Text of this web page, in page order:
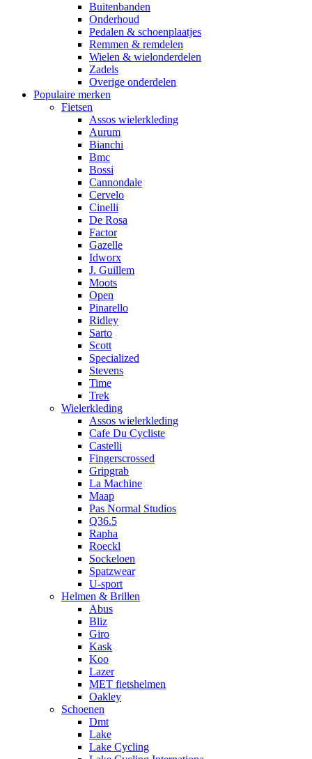
Buitenbanden
Onderhoud
Pedalen & schoenplaatjes
Remmen & remdelen
Wielen & wielonderdelen
Zadels
Overige onderdelen
Populaire merken
Fietsen
Assos wielerkleding
Aurum
Bianchi
Bmc
Bossi
Cannondale
Cervelo
Cinelli
De Rosa
Factor
Gazelle
Idworx
J. Guillem
Moots
Open
Pinarello
Ridley
Sarto
Scott
Specialized
Stevens
Time
Trek
Wielerkleding
Assos wielerkleding
Cafe Du Cycliste
Castelli
Fingerscrossed
Gripgrab
La Machine
Maap
Pas Normal Studios
Q36.5
Rapha
Roeckl
Sockeloen
Spatzwear
U-sport
Helmen & Brillen
Abus
Bliz
Giro
Kask
Koo
Lazer
MET fietshelmen
Oakley
Schoenen
Dmt
Lake
Lake Cycling